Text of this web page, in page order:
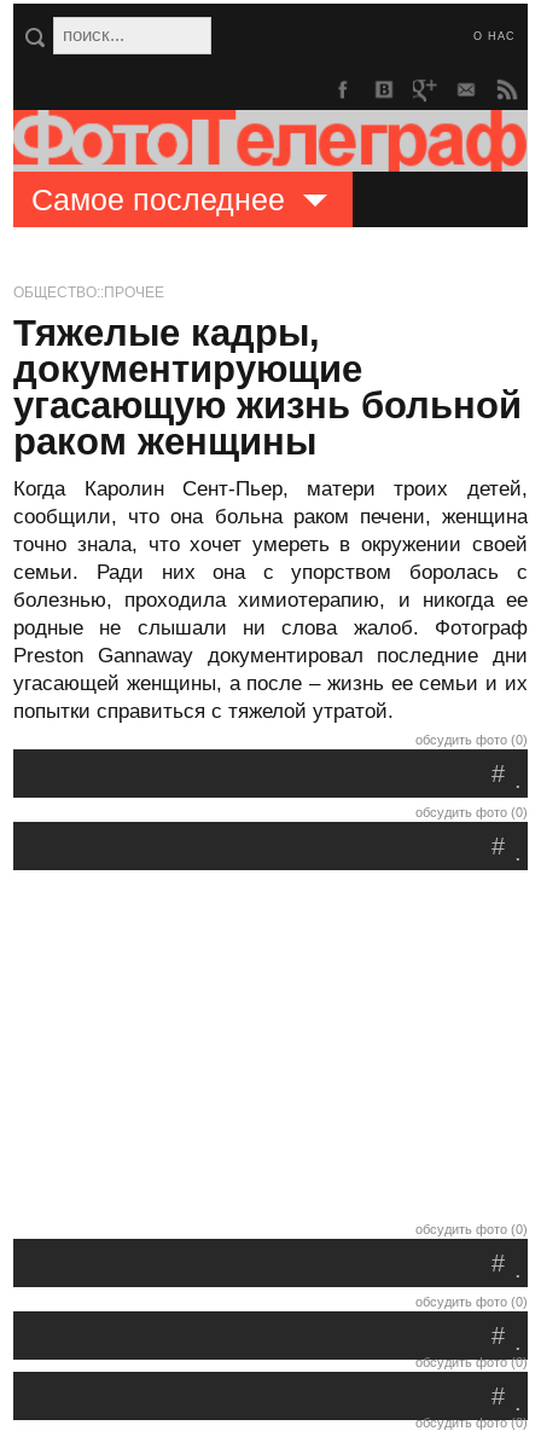
О НАС
Самое последнее
ОБЩЕСТВО::ПРОЧЕЕ
Тяжелые кадры,
документирующие
угасающую жизнь больной
раком женщины
Когда Каролин Сент-Пьер, матери троих детей,
сообщили, что она больна раком печени, женщина
точно знала, что хочет умереть в окружении своей
семьи. Ради них она с упорством боролась с
болезнью, проходила химиотерапию, и никогда ее
родные не слышали ни слова жалоб. Фотограф
Preston Gannaway документировал последние дни
угасающей женщины, а после – жизнь ее семьи и их
попытки справиться с тяжелой утратой.
обсудить фото (0)
.
#
обсудить фото (0)
.
#
обсудить фото (0)
.
#
обсудить фото (0)
.
#
обсудить фото (0)
.
#
обсудить фото (0)